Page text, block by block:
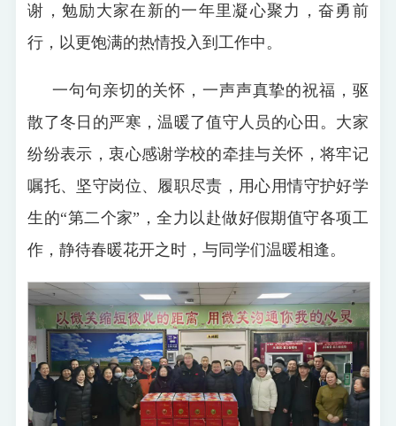
谢，勉励大家在新的一年里凝心聚力，奋勇前
行，以更饱满的热情投入到工作中。
一句句亲切的关怀，一声声真挚的祝福，驱
散了冬日的严寒，温暖了值守人员的心田。大家
纷纷表示，衷心感谢学校的牵挂与关怀，将牢记
嘱托、坚守岗位、履职尽责，用心用情守护好学
生的“第二个家”，全力以赴做好假期值守各项工
作，静待春暖花开之时，与同学们温暖相逢。